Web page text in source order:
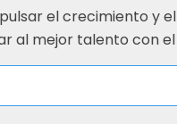
el crecimiento y
al mejor talento con